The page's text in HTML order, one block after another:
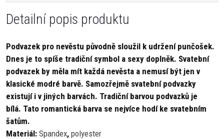
Detailní popis produktu
Podvazek pro nevěstu původně sloužil k udržení punčošek.
Dnes je to spíše tradiční symbol a sexy doplněk. Svatební
podvazek by měla mít každá nevěsta a nemusí být jen v
klasické modré barvě. Samozřejmě svatební podvazky
existují i v jiných barvách. Tradiční barvou podvazků je
bílá. Tato romantická barva se nejvíce hodí ke svatebním
šatům.
Materiál: Spandex, polyester